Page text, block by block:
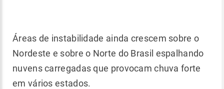
Áreas de instabilidade ainda crescem sobre o
Nordeste e sobre o Norte do Brasil espalhando
nuvens carregadas que provocam chuva forte
em vários estados.